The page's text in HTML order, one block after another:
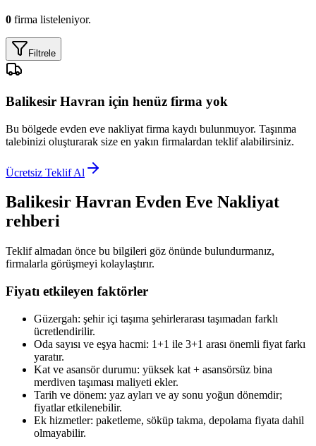
0 firma listeleniyor.
Filtrele
Balikesir Havran için henüz firma yok
Bu bölgede evden eve nakliyat firma kaydı bulunmuyor. Taşınma
talebinizi oluşturarak size en yakın firmalardan teklif alabilirsiniz.
Ücretsiz Teklif Al
Balikesir Havran Evden Eve Nakliyat
rehberi
Teklif almadan önce bu bilgileri göz önünde bulundurmanız,
firmalarla görüşmeyi kolaylaştırır.
Fiyatı etkileyen faktörler
Güzergah: şehir içi taşıma şehirlerarası taşımadan farklı
ücretlendirilir.
Oda sayısı ve eşya hacmi: 1+1 ile 3+1 arası önemli fiyat farkı
yaratır.
Kat ve asansör durumu: yüksek kat + asansörsüz bina
merdiven taşıması maliyeti ekler.
Tarih ve dönem: yaz ayları ve ay sonu yoğun dönemdir;
fiyatlar etkilenebilir.
Ek hizmetler: paketleme, söküp takma, depolama fiyata dahil
olmayabilir.